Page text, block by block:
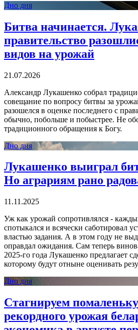
Дно дня
Битва начинается.
правительство
видов на урожай
21.07.2026
Александр Лукашенко собрал
совещание по вопросу битвы за
разошелся в оценке последнего с
обычно, побольше и побыстрее. Не
традиционного обращения к Богу.
Дно дня
Лукашенко выиграл
Но аграриям рано
11.11.2025
Уж как урожай сопротивлялся -
спотыкался и всячески саботировал
властью задания. А в этом году не
оправдал ожидания. Сам теперь
2025-го года Лукашенко предлагает
которому будут отныне оценивать
Дно дня
Стагнируем
рекордного урожая